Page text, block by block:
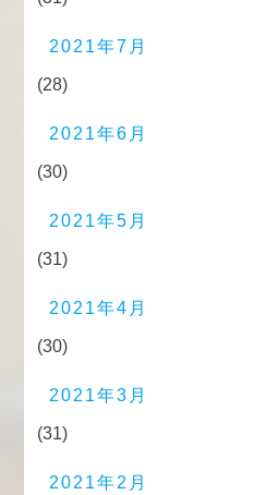
2021年7月
(28)
2021年6月
(30)
2021年5月
(31)
2021年4月
(30)
2021年3月
(31)
2021年2月